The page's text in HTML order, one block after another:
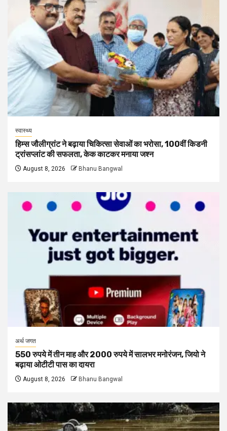
स्वास्थ्य
हिम्स जौलीग्रांट ने बढ़ाया चिकित्सा सेवाओं का भरोसा, 100वीं किडनी
ट्रांसप्लांट की सफलता, केक काटकर मनाया जश्न
August 8, 2026 Bhanu Bangwal
अर्थ जगत
550 रुपये में तीन माह और 2000 रुपये में सालभर मनोरंजन, जियो ने
बढ़ाया ओटीटी पास का दायरा
August 8, 2026 Bhanu Bangwal